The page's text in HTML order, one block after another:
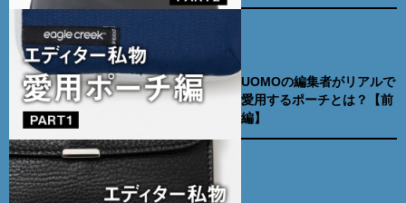
UOMOの編集者がリアルで
愛用するポーチとは？【前
編】